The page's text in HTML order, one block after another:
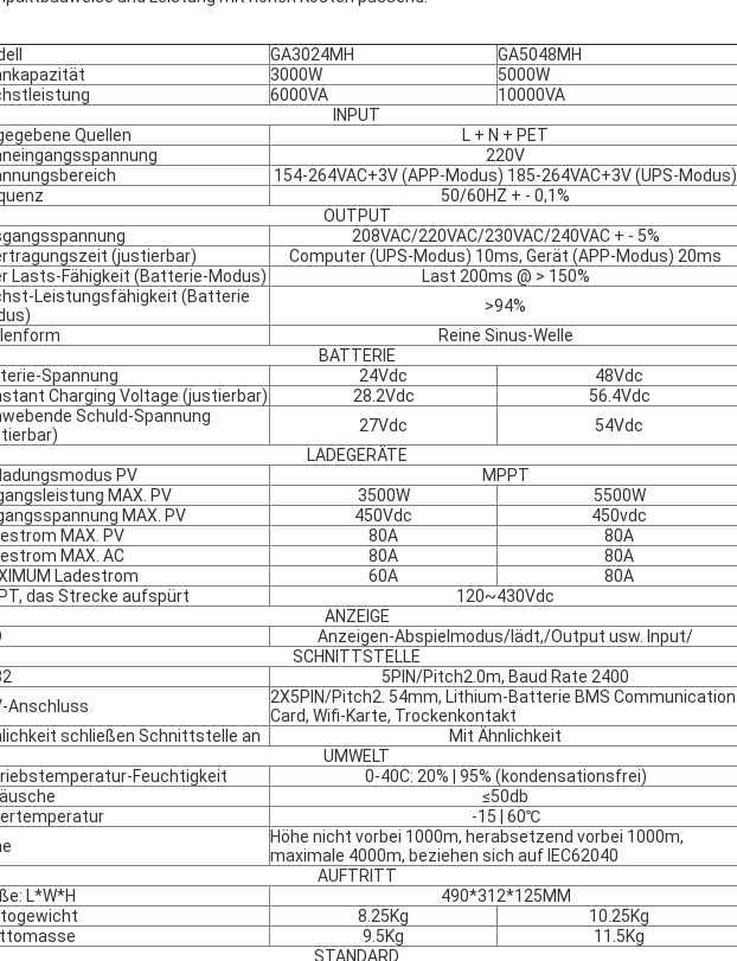
GA3024MH
GA5048MH
3000W
5000W
6000VA
10000VA
INPUT
Quellen
L + N + PET
220V
154-264VAC+3V (APP-Modus) 185-264VAC+3V (UPS-Modus)
50/60HZ + - 0,1%
OUTPUT
208VAC/220VAC/230VAC/240VAC + - 5%
(justierbar)
Computer (UPS-Modus) 10ms, Gerät (APP-Modus) 20ms
Lasts-Fähigkeit (Batterie-Modus)
Last 200ms @ > 150%
Leistungsfähigkeit (Batterie
>94%
Reine Sinus-Welle
BATTERIE
Spannung
24Vdc
48Vdc
Charging Voltage (justierbar)
28.2Vdc
56.4Vdc
Schuld-Spannung
27Vdc
54Vdc
LADEGERÄTE
PV
MPPT
MAX. PV
3500W
5500W
MAX. PV
450Vdc
450vdc
MAX. PV
80A
80A
MAX. AC
80A
80A
Ladestrom
60A
80A
das Strecke aufspürt
120~430Vdc
ANZEIGE
Anzeigen-Abspielmodus/lädt,/Output usw. Input/
SCHNITTSTELLE
5PIN/Pitch2.0m, Baud Rate 2400
Anschluss
2X5PIN/Pitch2. 54mm, Lithium-Batterie BMS Communication
Card, Wifi-Karte, Trockenkontakt
schließen Schnittstelle an
Mit Ähnlichkeit
UMWELT
Feuchtigkeit
0-40C: 20% | 95% (kondensationsfrei)
≤50db
-15 | 60℃
Höhe nicht vorbei 1000m, herabsetzend vorbei 1000m,
maximale 4000m, beziehen sich auf IEC62040
AUFTRITT
L*W*H
490*312*125MM
8.25Kg
10.25Kg
9.5Kg
11.5Kg
STANDARD